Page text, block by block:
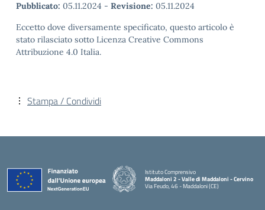
Pubblicato: 05.11.2024 - Revisione: 05.11.2024
Eccetto dove diversamente specificato, questo articolo è
stato rilasciato sotto Licenza Creative Commons
Attribuzione 4.0 Italia.
Stampa / Condividi
Istituto Comprensivo
Maddaloni 2 - Valle di Maddaloni - Cervino
Via Feudo, 46 - Maddaloni (CE)